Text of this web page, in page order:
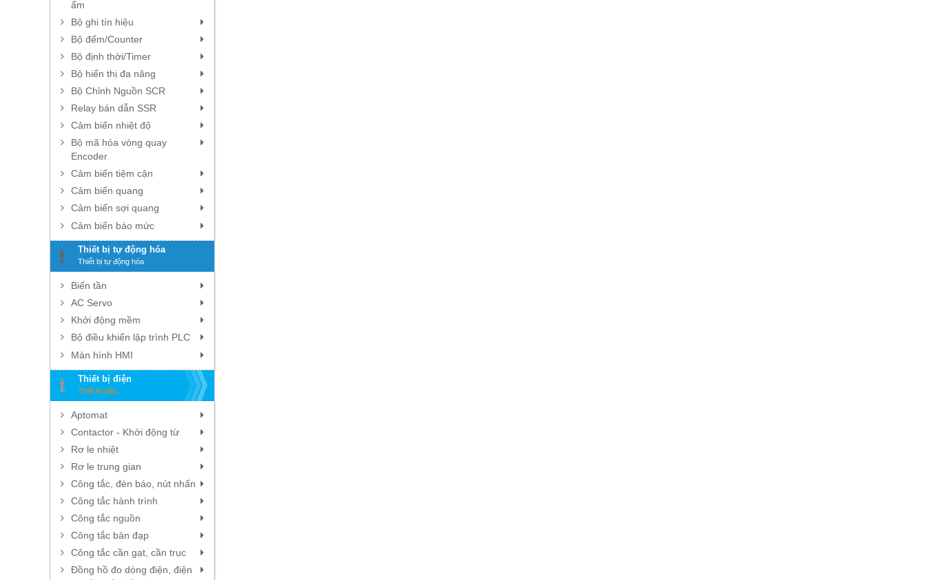
ẩm
Bộ ghi tín hiệu
Bộ đếm/Counter
Bộ định thời/Timer
Bộ hiển thị đa năng
Bộ Chỉnh Nguồn SCR
Relay bán dẫn SSR
Cảm biến nhiệt độ
Bộ mã hóa vòng quay
Encoder
Cảm biến tiệm cận
Cảm biến quang
Cảm biến sợi quang
Cảm biến báo mức
Thiết bị tự động hóa
Thiết bị tự động hóa
Biến tần
AC Servo
Khởi động mềm
Bộ điều khiển lập trình PLC
Màn hình HMI
Thiết bị điện
Thiết bị điện
Aptomat
Contactor - Khởi động từ
Rơ le nhiệt
Rơ le trung gian
Công tắc, đèn báo, nút nhấn
Công tắc hành trình
Công tắc nguồn
Công tắc bàn đạp
Công tắc cần gạt, cần trục
Đồng hồ đo dòng điện, điện